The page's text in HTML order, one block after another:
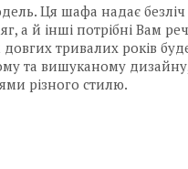
Ця шафа надає безліч
а й інші потрібні Вам
тривалих років
та вишуканому
різного стилю.